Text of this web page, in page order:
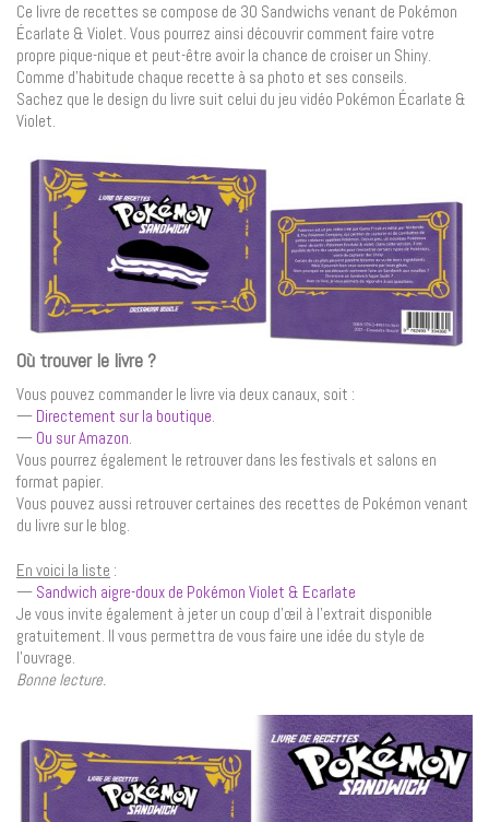
Ce livre de recettes se compose de 30 Sandwichs venant de Pokémon
Écarlate & Violet. Vous pourrez ainsi découvrir comment faire votre
propre pique-nique et peut-être avoir la chance de croiser un Shiny.
Comme d’habitude chaque recette à sa photo et ses conseils.
Sachez que le design du livre suit celui du jeu vidéo Pokémon Écarlate &
Violet.
Où trouver le livre ?
Vous pouvez commander le livre via deux canaux, soit :
— Directement sur la boutique.
— Ou sur Amazon.
Vous pourrez également le retrouver dans les festivals et salons en
format papier.
Vous pouvez aussi retrouver certaines des recettes de Pokémon venant
du livre sur le blog.
En voici la liste :
— Sandwich aigre-doux de Pokémon Violet & Ecarlate
Je vous invite également à jeter un coup d’œil à l’extrait disponible
gratuitement. Il vous permettra de vous faire une idée du style de
l’ouvrage.
Bonne lecture.